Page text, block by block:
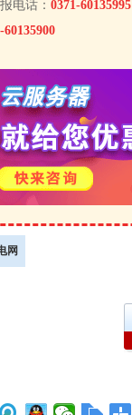
电话： 0371-60135995
60135900
网